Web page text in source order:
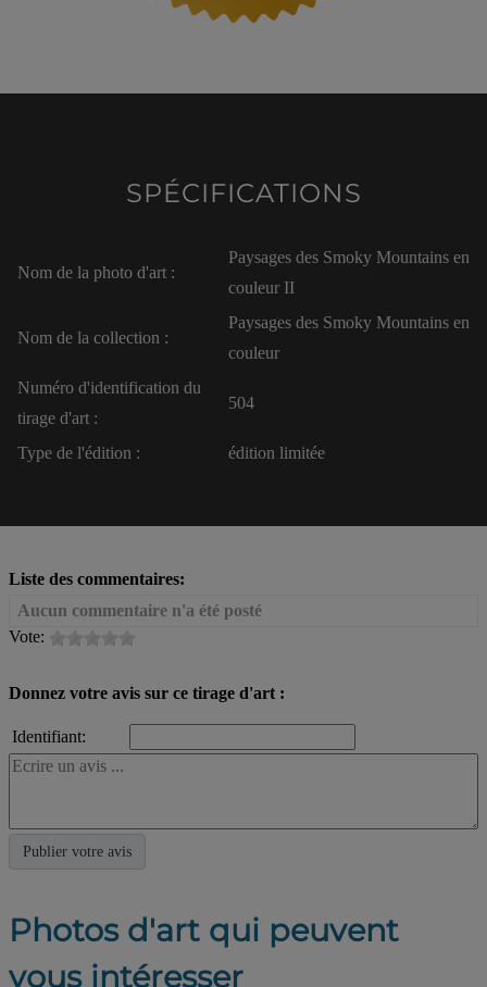
SPÉCIFICATIONS
Nom de la photo d'art :
Paysages des Smoky Mountains en
couleur II
Nom de la collection :
Paysages des Smoky Mountains en
couleur
Numéro d'identification du
tirage d'art :
504
Type de l'édition : édition limitée
Liste des commentaires:
Aucun commentaire n'a été posté
Vote:
Donnez votre avis sur ce tirage d'art :
Identifiant:
Photos d'art qui peuvent
vous intéresser